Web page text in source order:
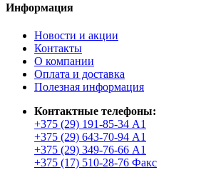
Информация
Новости и акции
Контакты
О компании
Оплата и доставка
Полезная информация
Контактные телефоны:
+375 (29) 191-85-34 А1
+375 (29) 643-70-94 А1
+375 (29) 349-76-66 А1
+375 (17) 510-28-76 Факс